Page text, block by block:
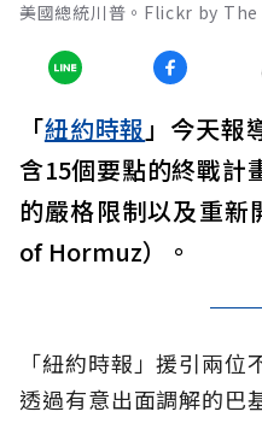
美國總統川普。Flickr by
「紐約時報 」今天報
含15個要點的終戰計
的嚴格限制以及重
of Hormuz）。
「紐約時報」援引兩
透過有意出面調解的巴